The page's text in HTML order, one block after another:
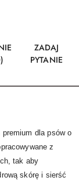
ZADAJ
PYTANIE
dla psów o
z
tak aby
skórę i sierść